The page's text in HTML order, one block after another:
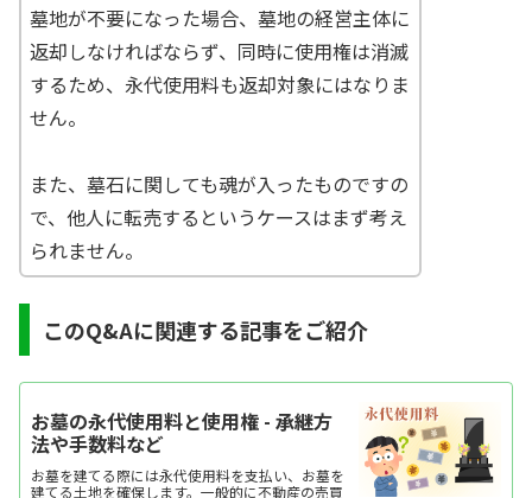
墓地が不要になった場合、墓地の経営主体に
返却しなければならず、同時に使用権は消滅
するため、永代使用料も返却対象にはなりま
せん。
また、墓石に関しても魂が入ったものですの
で、他人に転売するというケースはまず考え
られません。
このQ&Aに関連する記事をご紹介
お墓の永代使用料と使用権 - 承継方
法や手数料など
お墓を建てる際には永代使用料を支払い、お墓を
建てる土地を確保します。一般的に不動産の売買